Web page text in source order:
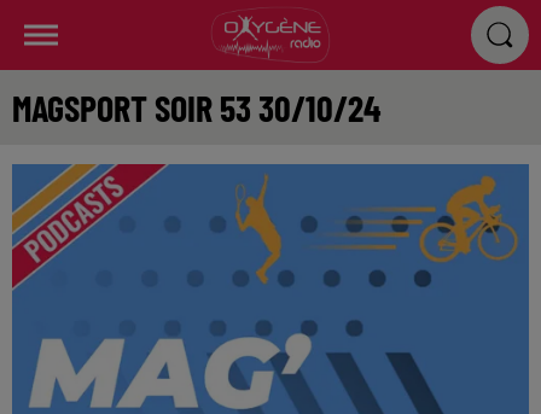
MAGSPORT SOIR 53 30/10/24